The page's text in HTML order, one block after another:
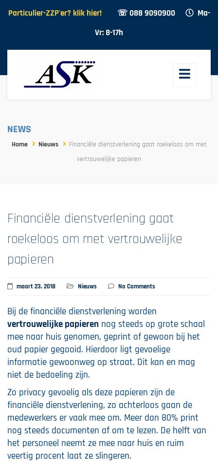
Particulier-ZZP'er? klik hier! ☏ 088 9090900
Ma-
Vr: 8-17h
NEWS
Home Nieuws
Financiële dienstverlening gaat roekeloos om met
vertrouwelijke papieren
Financiële dienstverlening gaat
roekeloos om met vertrouwelijke
papieren
maart 23, 2018 Nieuws No Comments
Bij de financiële dienstverlening worden
vertrouwelijke papieren nog steeds op grote schaal
mee naar huis genomen, geprint of gewoon bij het
oud papier gegooid. Hierdoor ligt gevoelige
informatie gewoonweg op straat. Dit kan en mag
niet de bedoeling zijn.
Zo privacy gevoelig als deze papieren zijn de
financiële dienstverlening, zo achterloos gaan de
medewerkers er vaak mee om. Meer dan 80% print
nog steeds documenten af om te lezen. De helft van
het personeel neemt ze mee naar huis en ruim
veertig procent laat ze slingeren.